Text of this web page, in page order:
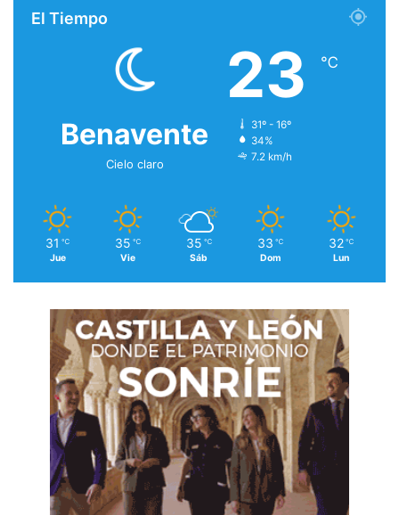
El Tiempo
Benavente
Cielo claro
23 ℃
31º - 16º
34%
7.2 km/h
31 ℃
Jue
35 ℃
Vie
35 ℃
Sáb
33 ℃
Dom
32 ℃
Lun